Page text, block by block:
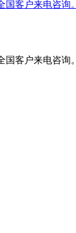
客户来电咨询。
客户来电咨询。